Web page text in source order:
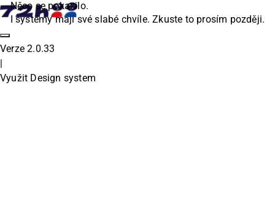
Něco se pokazilo.
I systémy mají své slabé chvíle. Zkuste to prosím později.
Verze 2.0.33
|
Využit Design system